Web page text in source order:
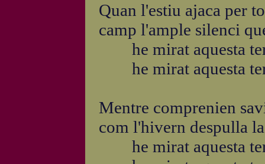
Quan l'estiu ajaca per
camp l'ample silenci
he mirat aquesta
he mirat aquesta
Mentre comprenien
com l'hivern despulla
he mirat aquesta